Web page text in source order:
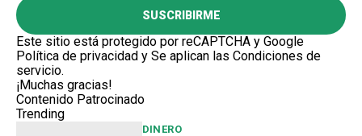
SUSCRIBIRME
Este sitio está protegido por reCAPTCHA y Google
Política de privacidad y Se aplican las Condiciones de
servicio.
¡Muchas gracias!
Contenido Patrocinado
Trending
DINERO